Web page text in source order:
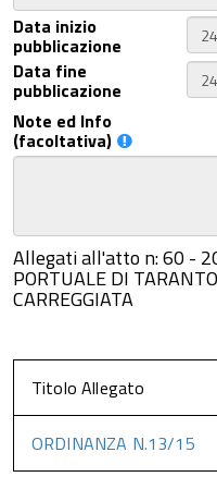
Data inizio
pubblicazione
Data fine
pubblicazione
Note ed Info
(facoltativa)
Allegati all'atto n: 60 -
PORTUALE DI
CARREGGIATA
Titolo Allegato
ORDINANZA N.13/15